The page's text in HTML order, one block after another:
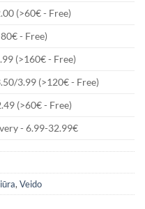
(>60€ - Free)
- Free)
(>160€ - Free)
3.99 (>120€ - Free)
(>60€ - Free)
- 6.99-32.99€
, Veido